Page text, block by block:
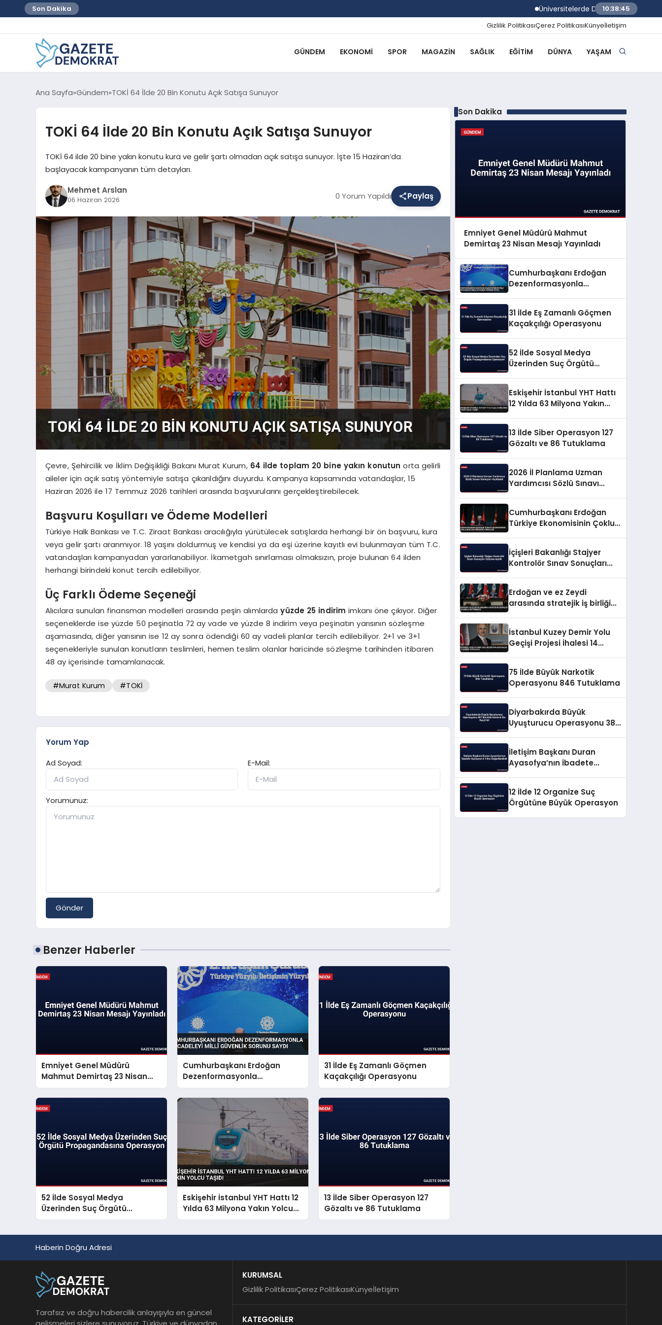
Son Dakika Üniversitelerde Dumansız Kampüs
10:38:46
Gizlilik PolitikasıÇerez PolitikasıKünyeİletişim
GÜNDEM EKONOMI SPOR MAGAZIN SAĞLIK EĞITIM DÜNYA YAŞAM
Ana Sayfa Gündem TOKİ 64 İlde 20 Bin Konutu Açık Satışa Sunuyor
TOKİ 64 İlde 20 Bin Konutu Açık Satışa Sunuyor
TOKİ 64 ilde 20 bine yakın konutu kura ve gelir şartı olmadan açık satışa sunuyor. İşte 15 Haziran’da
başlayacak kampanyanın tüm detayları.
Mehmet Arslan
06 Haziran 2026 0 Yorum Yapıldı Paylaş
Çevre, Şehircilik ve İklim Değişikliği Bakanı Murat Kurum, 64 ilde toplam 20 bine yakın konutun orta gelirli
aileler için açık satış yöntemiyle satışa çıkarıldığını duyurdu. Kampanya kapsamında vatandaşlar, 15
Haziran 2026 ile 17 Temmuz 2026 tarihleri arasında başvurularını gerçekleştirebilecek.
Başvuru Koşulları ve Ödeme Modelleri
Türkiye Halk Bankası ve T.C. Ziraat Bankası aracılığıyla yürütülecek satışlarda herhangi bir ön başvuru, kura
veya gelir şartı aranmıyor. 18 yaşını doldurmuş ve kendisi ya da eşi üzerine kayıtlı evi bulunmayan tüm T.C.
vatandaşları kampanyadan yararlanabiliyor. İkametgah sınırlaması olmaksızın, proje bulunan 64 ilden
herhangi birindeki konut tercih edilebiliyor.
Üç Farklı Ödeme Seçeneği
Alıcılara sunulan finansman modelleri arasında peşin alımlardayüzde 25 indirim imkanı öne çıkıyor. Diğer
seçeneklerde ise yüzde 50 peşinatla 72 ay vade ve yüzde 8 indirim veya peşinatın yarısının sözleşme
aşamasında, diğer yarısının ise 12 ay sonra ödendiği 60 ay vadeli planlar tercih edilebiliyor. 2+1 ve 3+1
seçenekleriyle sunulan konutların teslimleri, hemen teslim olanlar haricinde sözleşme tarihinden itibaren
48 ay içerisinde tamamlanacak.
#Murat Kurum #TOKİ
Yorum Yap
Ad Soyad:
E-Mail:
Yorumunuz:
Gönder
Benzer Haberler
Emniyet Genel Müdürü
Mahmut Demirtaş 23 Nisan
Mesajı Yayınladı
Cumhurbaşkanı Erdoğan
Dezenformasyonla
Mücadeleyi Millî Güvenlik
Sorunu Saydı
31 İlde Eş Zamanlı Göçmen
Kaçakçılığı Operasyonu
52 İlde Sosyal Medya
Üzerinden Suç Örgütü
Propagandasına Operasyon
Eskişehir İstanbul YHT Hattı 12
Yılda 63 Milyona Yakın Yolcu
Taşıdı
13 İlde Siber Operasyon 127
Gözaltı ve 86 Tutuklama
Son Dakika
Emniyet Genel Müdürü Mahmut
Demirtaş 23 Nisan Mesajı Yayınladı
Cumhurbaşkanı Erdoğan
Dezenformasyonla
31 İlde Eş Zamanlı Göçmen
Kaçakçılığı Operasyonu
52 İlde Sosyal Medya
Üzerinden Suç Örgütü
Eskişehir İstanbul YHT Hattı
12 Yılda 63 Milyona Yakın
13 İlde Siber Operasyon 127
Gözaltı ve 86 Tutuklama
2026 İl Planlama Uzman
Yardımcısı Sözlü Sınavı
Cumhurbaşkanı Erdoğan
Türkiye Ekonomisinin Çoklu
İçişleri Bakanlığı Stajyer
Kontrolör Sınav Sonuçları
Erdoğan ve ez Zeydi
arasında stratejik iş birliği
İstanbul Kuzey Demir Yolu
Geçişi Projesi İhalesi 14
75 İlde Büyük Narkotik
Operasyonu 846 Tutuklama
Diyarbakırda Büyük
Uyuşturucu Operasyonu 387
İletişim Başkanı Duran
Ayasofya’nın İbadete
12 İlde 12 Organize Suç
Örgütüne Büyük Operasyon
Haberin Doğru Adresi
Tarafsız ve doğru habercilik anlayışıyla en güncel
KURUMSAL
Gizlilik PolitikasıÇerez PolitikasıKünyeİletişim
KATEGORİLER